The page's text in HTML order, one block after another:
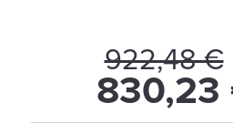
922,48 €
830,23